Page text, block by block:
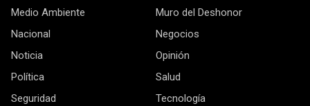
Medio Ambiente
Muro del Deshonor
Nacional
Negocios
Noticia
Opinión
Política
Salud
Seguridad
Tecnología